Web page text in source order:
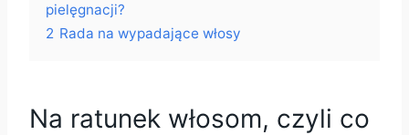
pielęgnacji?
2 Rada na wypadające włosy
Na ratunek włosom, czyli co